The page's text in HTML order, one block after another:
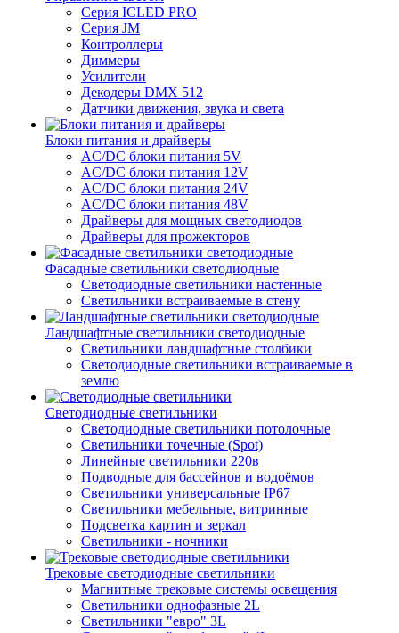
Серия ICLED PRO
Серия JM
Контроллеры
Диммеры
Усилители
Декодеры DMX 512
Датчики движения, звука и света
Блоки питания и драйверы
AC/DC блоки питания 5V
AC/DC блоки питания 12V
AC/DC блоки питания 24V
AC/DC блоки питания 48V
Драйверы для мощных светодиодов
Драйверы для прожекторов
Фасадные светильники светодиодные
Светодиодные светильники настенные
Светильники встраиваемые в стену
Ландшафтные светильники светодиодные
Светильники ландшафтные столбики
Светодиодные светильники встраиваемые в
землю
Светодиодные светильники
Светодиодные светильники потолочные
Светильники точечные (Spot)
Линейные светильники 220в
Подводные для бассейнов и водоёмов
Светильники универсальные IP67
Светильники мебельные, витринные
Подсветка картин и зеркал
Светильники - ночники
Трековые светодиодные светильники
Магнитные трековые системы освещения
Светильники однофазные 2L
Светильники "евро" 3L